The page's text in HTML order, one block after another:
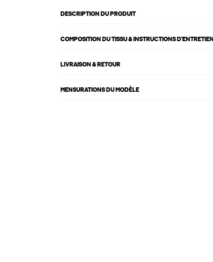
DESCRIPTION DU PRODUIT
COMPOSITION DU TISSU & INSTRUCTIONS D'ENTRETIEN
LIVRAISON & RETOUR
MENSURATIONS DU MODÈLE